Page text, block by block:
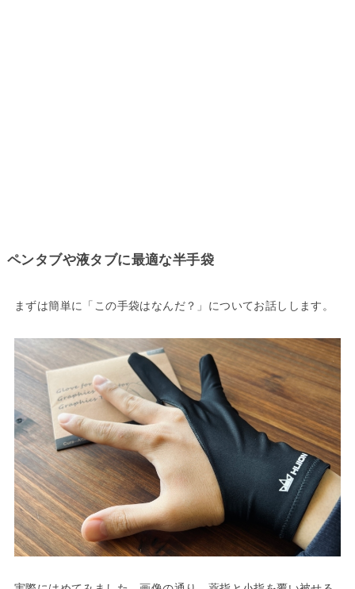
ペンタブや液タブに最適な半手袋
まずは簡単に「この手袋はなんだ？」についてお話しします。